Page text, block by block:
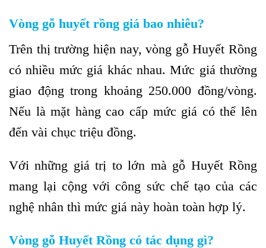
Vòng gỗ huyết rồng giá bao nhiêu?
Trên thị trường hiện nay, vòng gỗ Huyết Rồng
có nhiều mức giá khác nhau. Mức giá thường
giao động trong khoảng 250.000 đồng/vòng.
Nếu là mặt hàng cao cấp mức giá có thể lên
đến vài chục triệu đồng.
Với những giá trị to lớn mà gỗ Huyết Rồng
mang lại cộng với công sức chế tạo của các
nghệ nhân thì mức giá này hoàn toàn hợp lý.
Vòng gỗ Huyết Rồng có tác dụng gì?